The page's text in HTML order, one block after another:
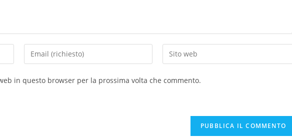
in questo browser per la prossima volta che commento.